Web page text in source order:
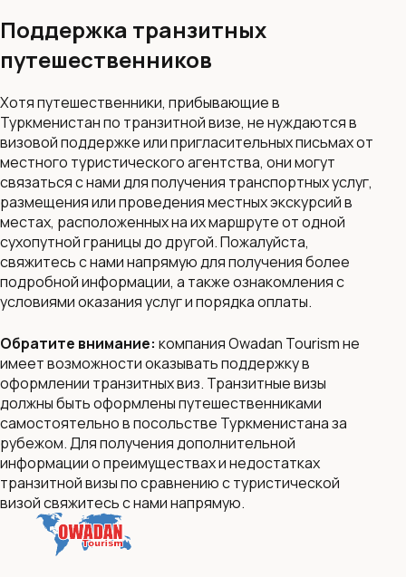
Поддержка транзитных
путешественников
Хотя путешественники, прибывающие в
Туркменистан по транзитной визе, не нуждаются в
визовой поддержке или пригласительных письмах от
местного туристического агентства, они могут
связаться с нами для получения транспортных услуг,
размещения или проведения местных экскурсий в
местах, расположенных на их маршруте от одной
сухопутной границы до другой. Пожалуйста,
свяжитесь с нами напрямую для получения более
подробной информации, а также ознакомления с
условиями оказания услуг и порядка оплаты.
Обратите внимание: компания Owadan Tourism не
имеет возможности оказывать поддержку в
оформлении транзитных виз. Транзитные визы
должны быть оформлены путешественниками
самостоятельно в посольстве Туркменистана за
рубежом. Для получения дополнительной
информации о преимуществах и недостатках
транзитной визы по сравнению с туристической
визой свяжитесь с нами напрямую.